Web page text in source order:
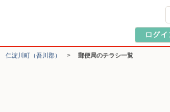
仁淀川町（吾川郡） > 郵便局のチラシ一覧